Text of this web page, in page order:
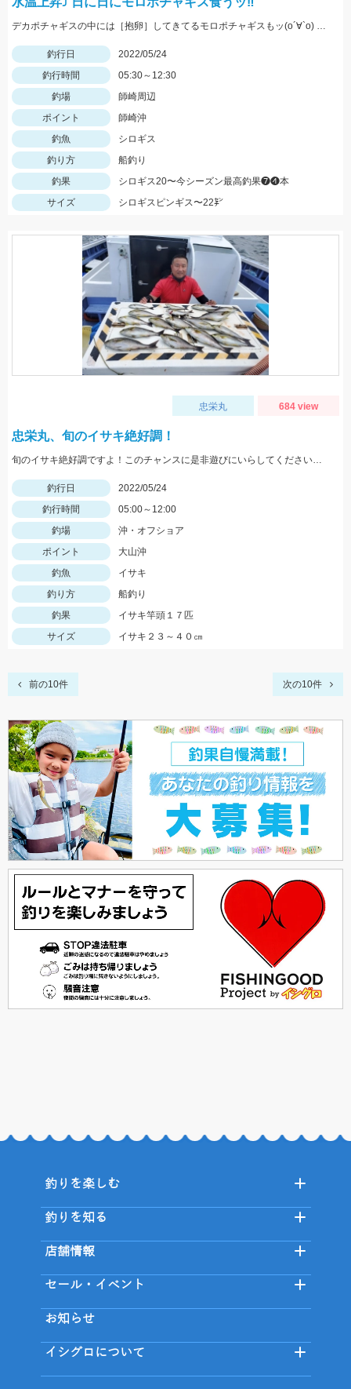
デカポチャギスの中には［抱卵］してきてるモロポチャギスもッ(о´∀`о) 期間限定ですので お早めにッ(ﾟ∀ﾟ)b
釣行日
2022/05/24
釣行時間
05:30～12:30
釣場
師崎周辺
ポイント
師崎沖
釣魚
シロギス
釣り方
船釣り
釣果
シロギス20〜今シーズン最高釣果❼❹本
サイズ
シロギスピンギス〜22㌢
忠栄丸 684 view
忠栄丸、旬のイサキ絶好調！
旬のイサキ絶好調ですよ！このチャンスに是非遊びにいらしてくださいね。
釣行日
2022/05/24
釣行時間
05:00～12:00
釣場
沖・オフショア
ポイント
大山沖
釣魚
イサキ
釣り方
船釣り
釣果
イサキ竿頭１７匹
サイズ
イサキ２３～４０㎝
前の10件 次の10件
釣りを楽しむ
釣りを知る
店舗情報
セール・イベント
お知らせ
イシグロについて